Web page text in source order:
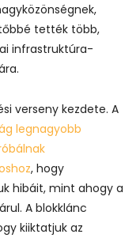
tették több,
infrastruktúra-
verseny kezdete. A
legnagyobb
, hogy
hibáit, mint ahogy a
A blokklánc
kiiktatjuk az